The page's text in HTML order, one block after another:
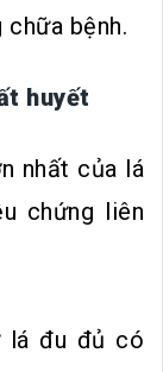
bệnh.
huyết
nhất của lá
chứng liên
lá đu đủ có